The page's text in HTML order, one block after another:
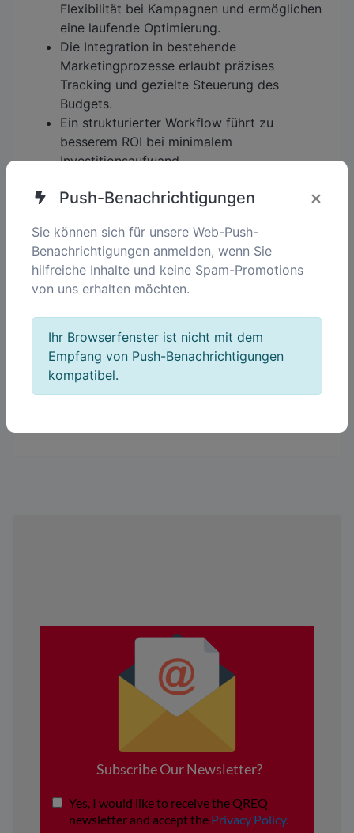
Flexibilität bei Kampagnen und ermöglichen
eine laufende Optimierung.
Die Integration in bestehende
Marketingprozesse erlaubt präzises
Tracking und gezielte Steuerung des
Budgets.
Ein strukturierter Workflow führt zu
besserem ROI bei minimalem
Investitionsaufwand.
Push-Benachrichtigungen ×
Sie können sich für unsere Web-Push-
Benachrichtigungen anmelden, wenn Sie
hilfreiche Inhalte und keine Spam-Promotions
von uns erhalten möchten.
Ihr Browserfenster ist nicht mit dem
Empfang von Push-Benachrichtigungen
kompatibel.